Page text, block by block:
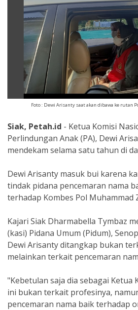
Foto : Dewi Arisanty saat akan dibawa ke rutan
Siak, Petah.id - Ketua Komisi
Perlindungan Anak (PA), Dewi
mendekam selama satu tahun di
Dewi Arisanty masuk bui karena
tindak pidana pencemaran nama
terhadap Kombes Pol Muhammad
Kajari Siak Dharmabella Tymbaz
(kasi) Pidana Umum (Pidum),
Dewi Arisanty ditangkap bukan
melainkan terkait pencemaran
"Kebetulan saja dia sebagai Ketua
ini bukan terkait profesinya,
pencemaran nama baik terhadap